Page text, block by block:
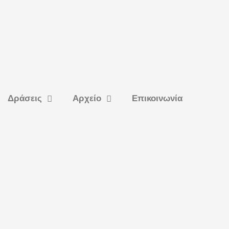
Δράσεις Αρχείο Επικοινωνία